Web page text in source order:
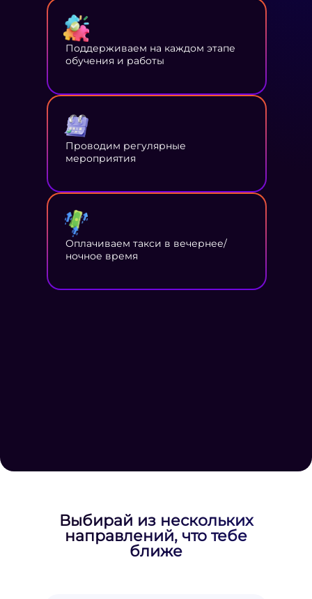
Поддерживаем на каждом этапе
обучения и работы
Проводим регулярные
мероприятия
Оплачиваем такси в вечернее/
ночное время
Выбирай из нескольких
направлений, что тебе
ближе